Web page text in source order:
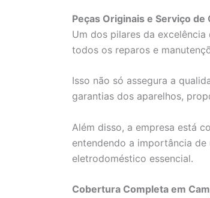
Peças Originais e Serviço de
Um dos pilares da
todos os reparos e
Isso não só assegura a
garantias dos aparelhos,
Além disso, a empresa está
entendendo a importância
eletrodoméstico essencial.
Cobertura Completa em